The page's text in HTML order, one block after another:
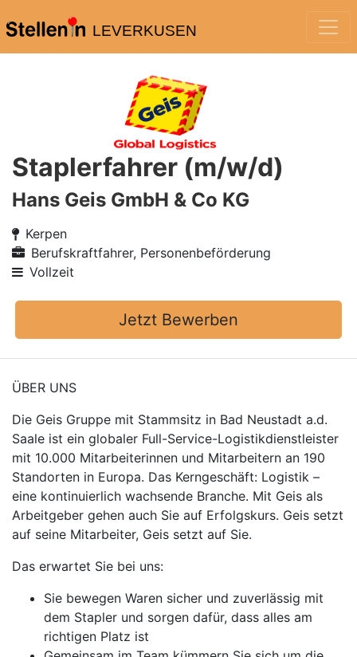
LEVERKUSEN
Staplerfahrer (m/w/d)
Hans Geis GmbH & Co KG
Kerpen
Berufskraftfahrer, Personenbeförderung
Vollzeit
Jetzt Bewerben
ÜBER UNS
Die Geis Gruppe mit Stammsitz in Bad Neustadt a.d.
Saale ist ein globaler Full-Service-Logistikdienstleister
mit 10.000 Mitarbeiterinnen und Mitarbeitern an 190
Standorten in Europa. Das Kerngeschäft: Logistik –
eine kontinuierlich wachsende Branche. Mit Geis als
Arbeitgeber gehen auch Sie auf Erfolgskurs. Geis setzt
auf seine Mitarbeiter, Geis setzt auf Sie.
Das erwartet Sie bei uns:
Sie bewegen Waren sicher und zuverlässig mit
dem Stapler und sorgen dafür, dass alles am
richtigen Platz ist